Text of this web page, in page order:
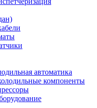
автоматика
компоненты